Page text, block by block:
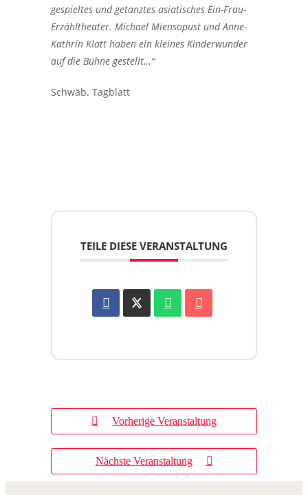
gespieltes und getanztes asiatisches Ein-Frau-
Erzähltheater. Michael Miensopust und Anne-
Kathrin Klatt haben ein kleines Kinderwunder
auf die Bühne gestellt…“
Schwäb. Tagblatt
TEILE DIESE VERANSTALTUNG
Vorherige Veranstaltung
Nächste Veranstaltung